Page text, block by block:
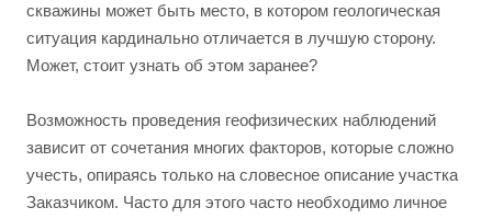
скважины может быть место, в котором геологическая
ситуация кардинально отличается в лучшую сторону.
Может, стоит узнать об этом заранее?
Возможность проведения геофизических наблюдений
зависит от сочетания многих факторов, которые сложно
учесть, опираясь только на словесное описание участка
Заказчиком. Часто для этого часто необходимо личное